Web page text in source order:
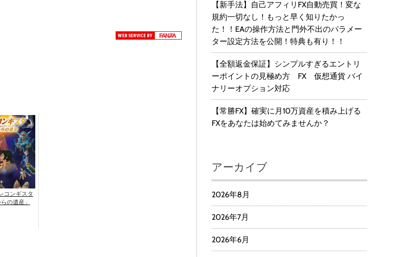
コンギスタ
の遺産」
【新手法】自己アフィリFX自動売買！変な
規約一切なし！もっと早く知りたかっ
た！！EAの操作方法と門外不出のパラメー
ター設定方法を公開！特典も有り！！
【全額返金保証】シンプルすぎるエントリ
ーポイントの見極め方 FX 仮想通貨 バイ
ナリーオプション対応
【常勝FX】確実に月10万資産を積み上げる
FXをあなたは始めてみませんか？
アーカイブ
2026年8月
2026年7月
2026年6月